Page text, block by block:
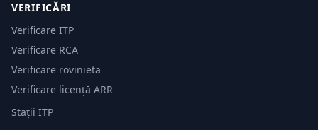
VERIFICĂRI
Verificare ITP
Verificare RCA
Verificare rovinieta
Verificare licență ARR
Stații ITP